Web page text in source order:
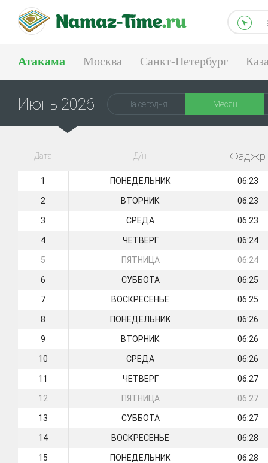
Атакама Москва Санкт-Петербург
Июнь 2026 На сегодня Месяц
Дата Д/н Фаджр
1 ПОНЕДЕЛЬНИК 06:23
2 ВТОРНИК 06:23
3 СРЕДА 06:23
4 ЧЕТВЕРГ 06:24
5 ПЯТНИЦА 06:24
6 СУББОТА 06:25
7 ВОСКРЕСЕНЬЕ 06:25
8 ПОНЕДЕЛЬНИК 06:26
9 ВТОРНИК 06:26
10 СРЕДА 06:26
11 ЧЕТВЕРГ 06:27
12 ПЯТНИЦА 06:27
13 СУББОТА 06:27
14 ВОСКРЕСЕНЬЕ 06:28
15 ПОНЕДЕЛЬНИК 06:28